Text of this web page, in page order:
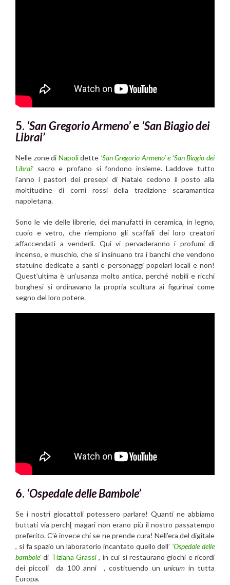
5. ‘San Gregorio Armeno’e ‘San Biagio dei
Librai’
Nelle zone di Napolidette ‘San Gregorio Armeno’ e ‘San Biagio dei
Librai’ sacro e profano si fondono insieme. Laddove tutto
l’anno i pastori dei presepi di Natale cedono il posto alla
moltitudine di corni rossi della tradizione scaramantica
napoletana.
Sono le vie delle librerie, dei manufatti in ceramica, in legno,
cuoio e vetro, che riempiono gli scaffali dei loro creatori
affaccendati a venderli. Qui vi pervaderanno i profumi di
incenso, e muschio, che si insinuano tra i banchi che vendono
statuine dedicate a santi e personaggi popolari locali e non!
Quest’ultima è un’usanza molto antica, perché nobili e ricchi
borghesi si ordinavano la propria scultura ai figurinai come
segno del loro potere.
6. ‘Ospedale delle Bambole’
Se i nostri giocattoli potessero parlare! Quanti ne abbiamo
buttati via perch[ magari non erano più il nostro passatempo
preferito. C’è invece chi se ne prende cura! Nell’era del digitale
, si fa spazio un laboratorio incantato quello dell’ ‘Ospedale delle
bambole’ di Tiziana Grassi , in cui si restaurano giochi e ricordi
dei piccoli da 100 anni , costituendo un unicum in tutta
Europa.